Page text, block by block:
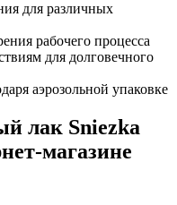
для различных
рабочего процесса
для долговечного
аэрозольной упаковке
лак Sniezka
магазине